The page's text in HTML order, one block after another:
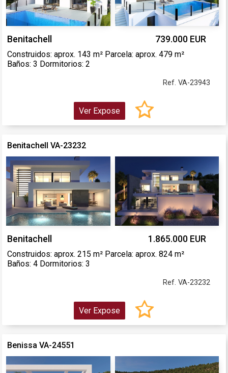
Benitachell 739.000 EUR
Construidos: aprox. 143 m² Parcela: aprox. 479 m²
Baños: 3 Dormitorios: 2
Ref. VA-23943
Ver Expose
Benitachell VA-23232
Benitachell 1.865.000 EUR
Construidos: aprox. 215 m² Parcela: aprox. 824 m²
Baños: 4 Dormitorios: 3
Ref. VA-23232
Ver Expose
Benissa VA-24551